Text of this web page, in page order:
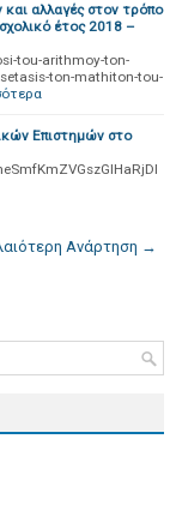
αλλαγές στον τρόπο
έτος 2018 –
tou-arithmoy-ton-
ton-mathiton-tou-
Επιστημών στο
Ανάρτηση →